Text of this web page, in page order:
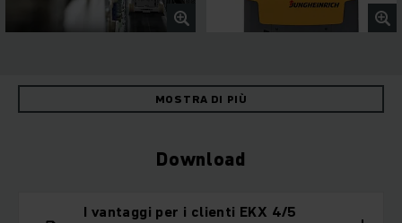
MOSTRA DI PIÙ
Download
I vantaggi per i clienti EKX 4/5